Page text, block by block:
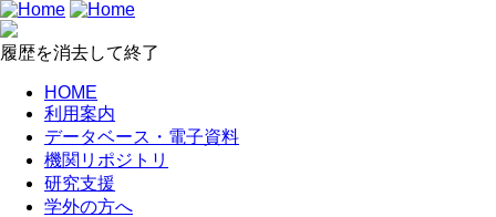
履歴を消去して終了
HOME
利用案内
データベース・電子資料
機関リポジトリ
研究支援
学外の方へ